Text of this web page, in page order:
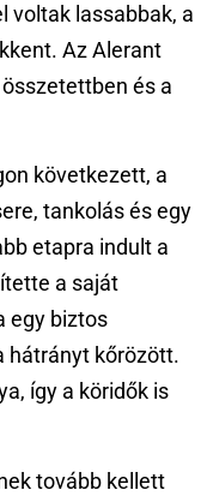
voltak lassabbak, a
Az Alerant
és a
következett, a
tankolás és egy
etapra indult a
a saját
egy biztos
hátrányt kőrözött.
így a köridők is
tovább kellett